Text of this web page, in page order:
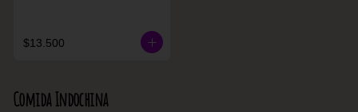
$13.500
Comida Indochina